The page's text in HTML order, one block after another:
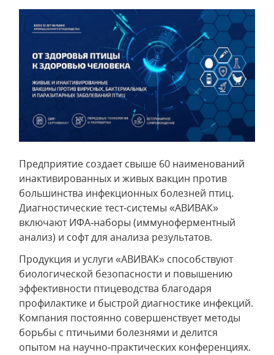
Предприятие создает свыше 60 наименований
инактивированных и живых вакцин против
большинства инфекционных болезней птиц.
Диагностические тест‑системы «АВИВАК»
включают ИФА‑наборы (иммуноферментный
анализ) и софт для анализа результатов.
Продукция и услуги «АВИВАК» способствуют
биологической безопасности и повышению
эффективности птицеводства благодаря
профилактике и быстрой диагностике инфекций.
Компания постоянно совершенствует методы
борьбы с птичьими болезнями и делится
опытом на научно‑практических конференциях.